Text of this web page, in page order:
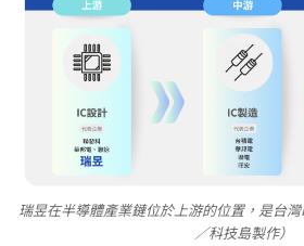
瑞昱在半導體產業鏈位於上游的位置，是台
／科技島製作）